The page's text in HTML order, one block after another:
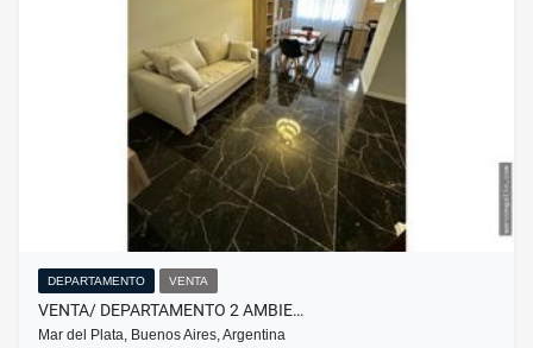
DEPARTAMENTO VENTA
VENTA/ DEPARTAMENTO 2 AMBIE…
Mar del Plata, Buenos Aires, Argentina